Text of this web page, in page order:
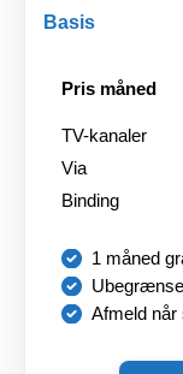
Basis
Pris måned
TV-kanaler
Via
Binding
1 måned
Afmeld når